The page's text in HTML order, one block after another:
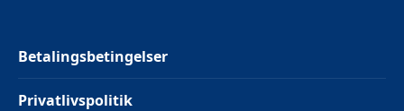
Betalingsbetingelser
Privatlivspolitik